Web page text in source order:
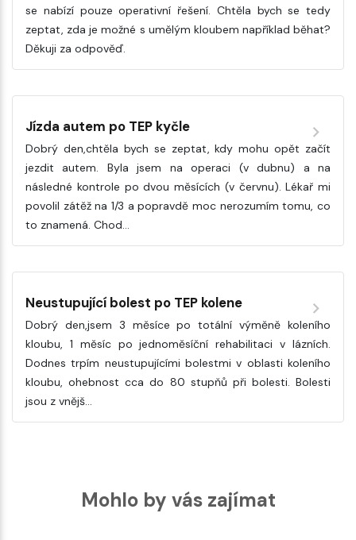
se nabízí pouze operativní řešení. Chtěla bych se tedy
zeptat, zda je možné s umělým kloubem například běhat?
Děkuji za odpověď.
Jízda autem po TEP kyčle
Dobrý den,chtěla bych se zeptat, kdy mohu opět začít
jezdit autem. Byla jsem na operaci (v dubnu) a na
následné kontrole po dvou měsících (v červnu). Lékař mi
povolil zátěž na 1/3 a popravdě moc nerozumím tomu, co
to znamená. Chod…
Neustupující bolest po TEP kolene
Dobrý den,jsem 3 měsíce po totální výměně koleního
kloubu, 1 měsíc po jednoměsíční rehabilitaci v lázních.
Dodnes trpím neustupujícími bolestmi v oblasti koleního
kloubu, ohebnost cca do 80 stupňů při bolesti. Bolesti
jsou z vnějš…
Mohlo by vás zajímat